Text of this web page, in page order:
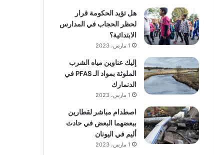
هل تؤيد الحكومة قرار
لحظر الحجاب في المدارس
الابتدائية؟
1 مارس، 2023
إليك عناوين مياه الشرب
الملوثة بمواد الـ PFAS في
الدنمارك
1 مارس، 2023
اصطدام مباشر لقطارين
ببعضهما البعض في حادث
أليم في اليونان
1 مارس، 2023